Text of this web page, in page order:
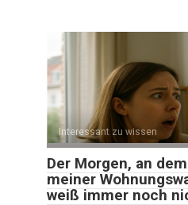
Interessant zu wissen
Der Morgen, an
meiner
weiß immer noch